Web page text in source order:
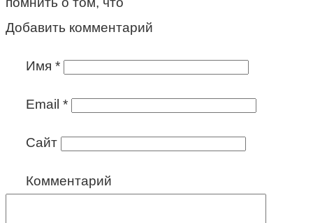
Добавить комментарий
Имя *
Email *
Сайт
Комментарий